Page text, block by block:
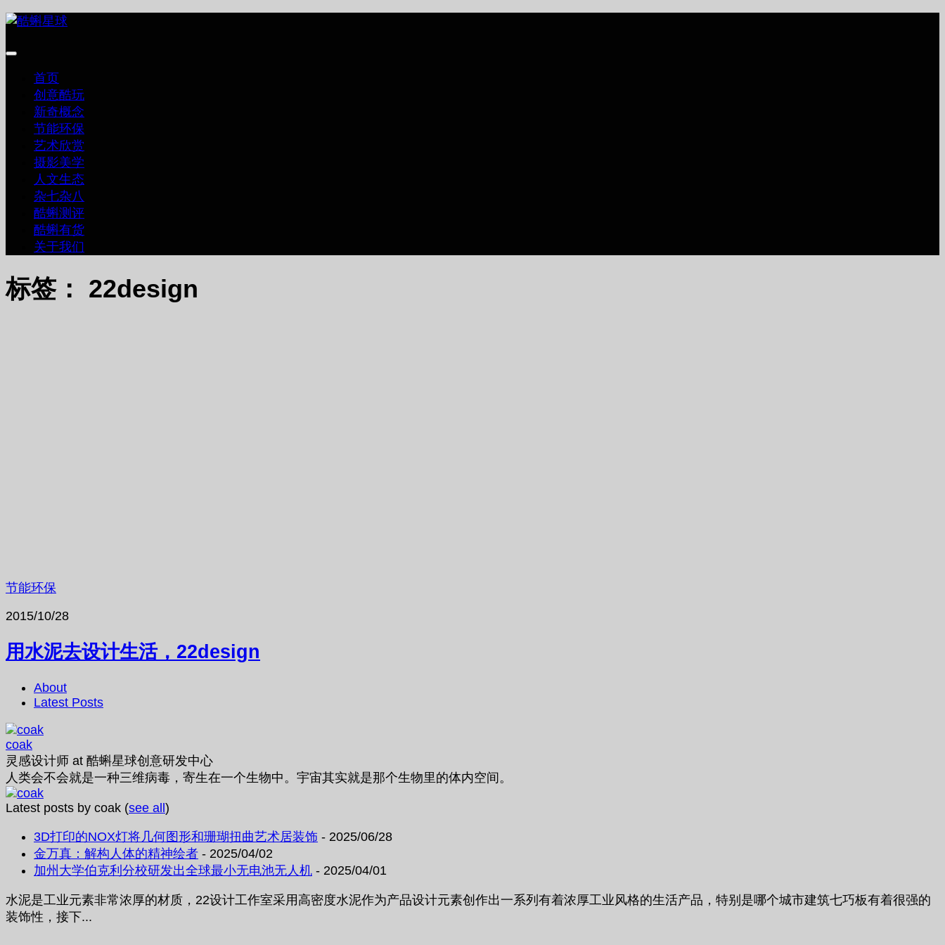
跳
内
首页
创意酷玩
新奇概念
节能环保
艺术欣赏
摄影美学
人文生态
杂七杂八
酷蝌测评
酷蝌有货
关于我们
标签： 22design
节能环保
2015/10/28
用水泥去设计生活，22design
About
Latest Posts
coak
灵感设计师 at 酷蝌星球创意研发中心
人类会不会就是一种三维病毒，寄生在一个生物中。宇宙其实就是那个生物里的体内空间。
Latest posts by coak (see all)
3D打印的NOX灯将几何图形和珊瑚扭曲艺术居装饰 - 2025/06/28
金万真：解构人体的精神绘者 - 2025/04/02
加州大学伯克利分校研发出全球最小无电池无人机 - 2025/04/01
水泥是工业元素非常浓厚的材质，22设计工作室采用高密度水泥作为产品设计元素创作出一系列有着浓厚工业风格的生活产品，特别是哪个城市建筑七巧板有着很强的
装饰性，接下...